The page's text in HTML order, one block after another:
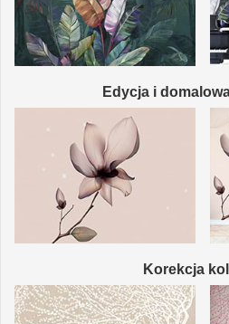
Edycja i
Korekcja